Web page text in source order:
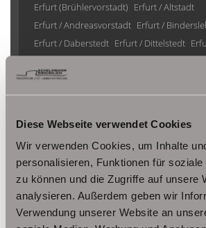
Diese Webseite verwendet Cookies
Wir verwenden Cookies, um Inhalte
personalisieren, Funktionen für soziale
zu können und die Zugriffe auf unsere
analysieren. Außerdem geben wir
Verwendung unserer Website an
Erfurt (Brühlervorstadt) Erfurt / Altstadt
Erfurt / Andreasvorstadt Erfurt /
Erfurt / Daberstedt Erfurt / Dittelstedt
Erfurt / Löbervorstadt
Erfurt / Molsdorf Erfurt / Möbisburg-
Erfurt/ Johannesvorstadt Erfurt/
Erfurt/ Salomonsborn Erfurt/ Vieselbach
Großheringen
Herbsleben
Ichtershausen
Kutzleben / Lützensömmern